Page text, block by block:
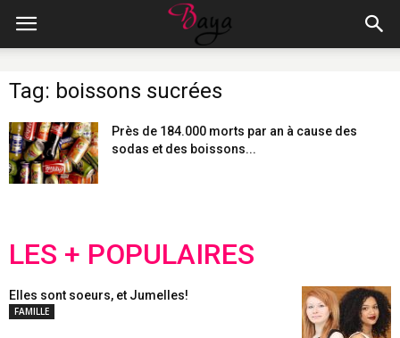
Tag: boissons sucrées
Près de 184.000 morts par an à cause des
sodas et des boissons...
LES + POPULAIRES
Elles sont soeurs, et Jumelles!
FAMILLE